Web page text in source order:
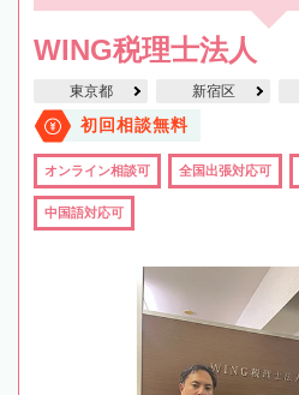
WING税理士法人
東京都 新宿区
初回相談無料
オンライン相談可 全国出張対応可
中国語対応可